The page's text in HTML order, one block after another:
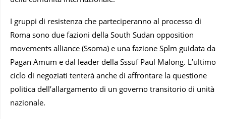
I gruppi di resistenza che parteciperanno al processo di
Roma sono due fazioni della South Sudan opposition
movements alliance (Ssoma) e una fazione Splm guidata da
Pagan Amum e dal leader della Sssuf Paul Malong. L’ultimo
ciclo di negoziati tenterà anche di affrontare la questione
politica dell’allargamento di un governo transitorio di unità
nazionale.